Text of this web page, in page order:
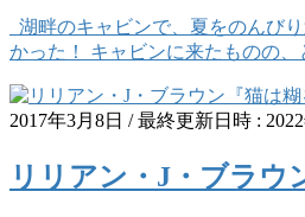
湖畔のキャビンで、夏をのんび
かった！ キャビンに来たものの
2017年3月8日 / 最終更新日時 :
リリアン・J・ブラウ